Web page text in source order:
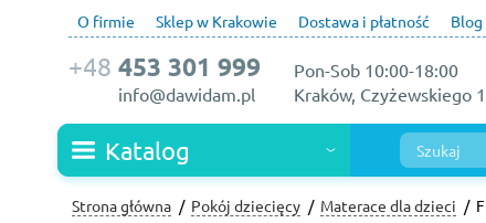
O firmie Sklep w Krakowie Dostawa i płatność Blog
Pon-Sob 10:00-18:00
Kraków, Czyżewskiego 1
+48 453 301 999
info@dawidam.pl
Katalog
Strona główna Pokój dziecięcy Materace dla dzieci